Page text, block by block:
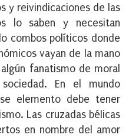
y reivindicaciones de las
lo saben y necesitan
combos políticos donde
vayan de la mano
fanatismo de moral
En el mundo
elemento debe tener
Las cruzadas bélicas
en nombre del amor